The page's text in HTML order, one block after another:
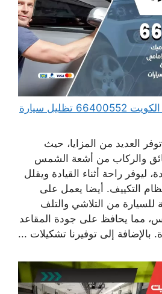
تظليل سيارات متنقل الكويت 66400552 تظليل سيارة
العديد من المزايا، حيث
والركاب من أشعة الشمس
ليوفر راحة أثناء القيادة ويقلل
التكييف. أيضا يعمل على
للسيارة من التلاشي والتلف
مما يحافظ على جودة المقاعد
بالإضافة إلى توفيرنا تشكيلات ...